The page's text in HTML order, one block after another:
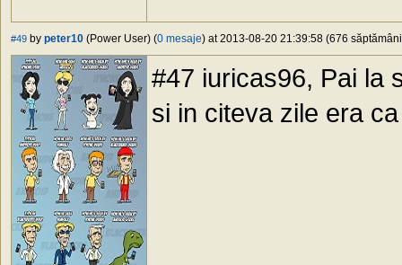
#49 by peter10 (Power User) (0 mesaje) at 2013-08-20 21:39:58 (676
#47 iuricas96, Pai la
si in citeva zile era